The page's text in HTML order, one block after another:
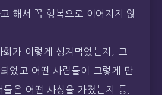
해서 꼭 행복으로 이어지지 않
회가 이렇게 생겨먹었는지, 그
었고 어떤 사람들이 그렇게 만
은 어떤 사상을 가졌는지 등.